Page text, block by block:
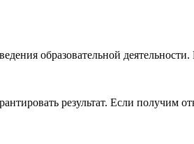
образовательной
результат. Если получим